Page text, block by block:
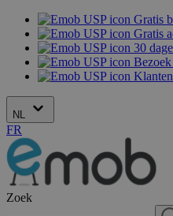
Gratis
Gratis
30
NL
FR
Zoek